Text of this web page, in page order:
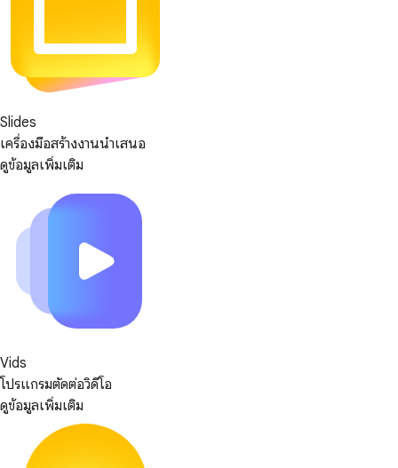
Slides
เครื่องมือสร้างงานนำเสนอ
ดูข้อมูลเพิ่มเติม
Vids
โปรแกรมตัดต่อวิดีโอ
ดูข้อมูลเพิ่มเติม